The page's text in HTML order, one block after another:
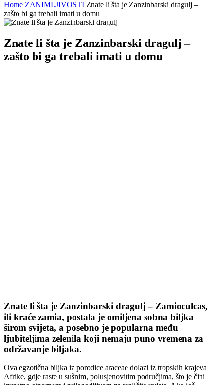
Home ZANIMLJIVOSTI Znate li šta je Zanzinbarski dragulj –
zašto bi ga trebali imati u domu
Znate li šta je Zanzinbarski dragulj –
zašto bi ga trebali imati u domu
Znate li šta je Zanzinbarski dragulj – Zamioculcas,
ili kraće zamia, postala je omiljena sobna biljka
širom svijeta, a posebno je popularna među
ljubiteljima zelenila koji nemaju puno vremena za
održavanje biljaka.
Ova egzotična biljka iz porodice araceae dolazi iz tropskih krajeva
Afrike, gdje raste u sušnim, polusjenovitim područjima, što je čini